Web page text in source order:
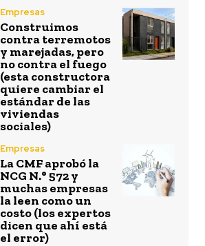
Empresas
Construimos
contra terremotos
y marejadas, pero
no contra el fuego
(esta constructora
quiere cambiar el
estándar de las
viviendas
sociales)
Empresas
La CMF aprobó la
NCG N.° 572 y
muchas empresas
la leen como un
costo (los expertos
dicen que ahí está
el error)